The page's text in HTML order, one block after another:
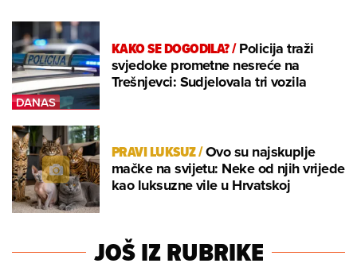
KAKO SE DOGODILA?/Policija traži
svjedoke prometne nesreće na
Trešnjevci: Sudjelovala tri vozila
PRAVI LUKSUZ/Ovo su najskuplje
mačke na svijetu: Neke od njih vrijede
kao luksuzne vile u Hrvatskoj
JOŠ IZ RUBRIKE